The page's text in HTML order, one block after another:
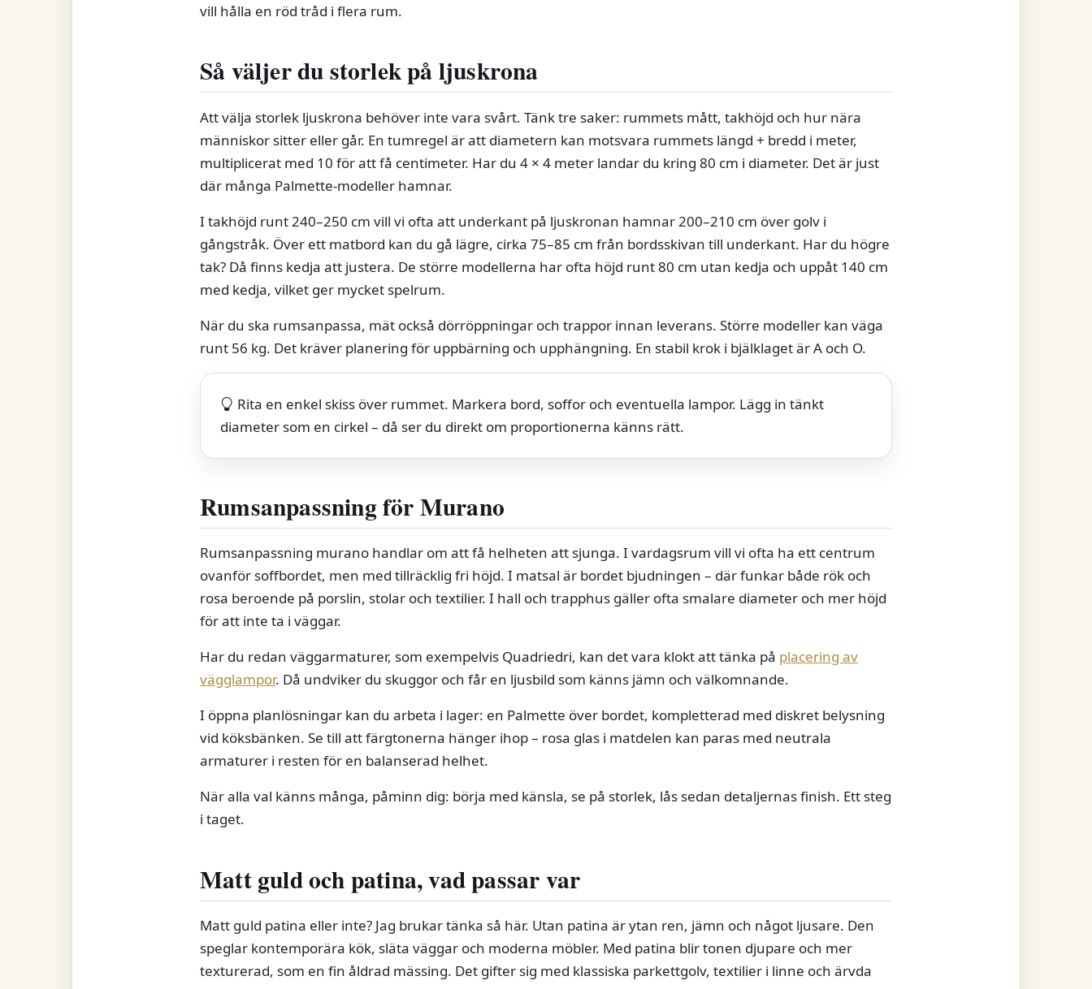
vill hålla en röd tråd i flera rum.
Så väljer du storlek på ljuskrona
Att välja storlek ljuskrona behöver inte vara svårt. Tänk tre saker: rummets mått, takhöjd och hur nära
människor sitter eller går. En tumregel är att diametern kan motsvara rummets längd + bredd i meter,
multiplicerat med 10 för att få centimeter. Har du 4 × 4 meter landar du kring 80 cm i diameter. Det är just
där många Palmette-modeller hamnar.
I takhöjd runt 240–250 cm vill vi ofta att underkant på ljuskronan hamnar 200–210 cm över golv i
gångstråk. Över ett matbord kan du gå lägre, cirka 75–85 cm från bordsskivan till underkant. Har du högre
tak? Då finns kedja att justera. De större modellerna har ofta höjd runt 80 cm utan kedja och uppåt 140 cm
med kedja, vilket ger mycket spelrum.
När du ska rumsanpassa, mät också dörröppningar och trappor innan leverans. Större modeller kan väga
runt 56 kg. Det kräver planering för uppbärning och upphängning. En stabil krok i bjälklaget är A och O.
Rita en enkel skiss över rummet. Markera bord, soffor och eventuella lampor. Lägg in tänkt
diameter som en cirkel – då ser du direkt om proportionerna känns rätt.
Rumsanpassning för Murano
Rumsanpassning murano handlar om att få helheten att sjunga. I vardagsrum vill vi ofta ha ett centrum
ovanför soffbordet, men med tillräcklig fri höjd. I matsal är bordet bjudningen – där funkar både rök och
rosa beroende på porslin, stolar och textilier. I hall och trapphus gäller ofta smalare diameter och mer höjd
för att inte ta i väggar.
Har du redan väggarmaturer, som exempelvis Quadriedri, kan det vara klokt att tänka på placering av
vägglampor. Då undviker du skuggor och får en ljusbild som känns jämn och välkomnande.
I öppna planlösningar kan du arbeta i lager: en Palmette över bordet, kompletterad med diskret belysning
vid köksbänken. Se till att färgtonerna hänger ihop – rosa glas i matdelen kan paras med neutrala
armaturer i resten för en balanserad helhet.
När alla val känns många, påminn dig: börja med känsla, se på storlek, lås sedan detaljernas finish. Ett steg
i taget.
Matt guld och patina, vad passar var
Matt guld patina eller inte? Jag brukar tänka så här. Utan patina är ytan ren, jämn och något ljusare. Den
speglar kontemporära kök, släta väggar och moderna möbler. Med patina blir tonen djupare och mer
texturerad, som en fin åldrad mässing. Det gifter sig med klassiska parkettgolv, textilier i linne och ärvda